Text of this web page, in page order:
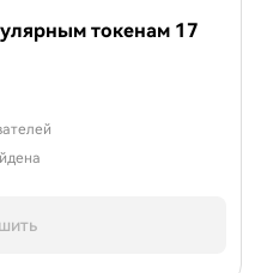
токенам 17